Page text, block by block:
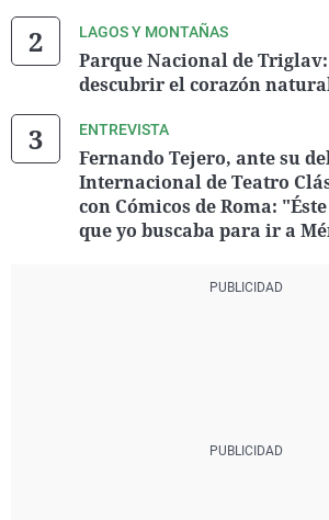
LAGOS Y MONTAÑAS
Parque Nacional de
descubrir el corazón
ENTREVISTA
Fernando Tejero, ante su
Internacional de Teatro
con Cómicos de Roma:
que yo buscaba para ir a